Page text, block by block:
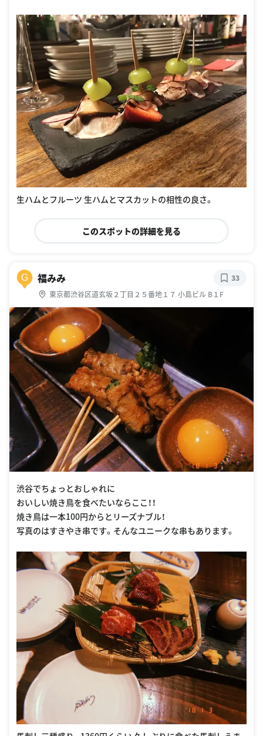
生ハムとフルーツ 生ハムとマスカットの相性の良さ。
このスポットの詳細を見る
G 福みみ
東京都渋谷区道玄坂２丁目２５番地１７ 小島ビル B１F
33
渋谷でちょっとおしゃれに
おいしい焼き鳥を食べたいならここ！！
焼き鳥は一本100円からとリーズナブル！
写真のはすきやき串です。そんなユニークな串もあります。